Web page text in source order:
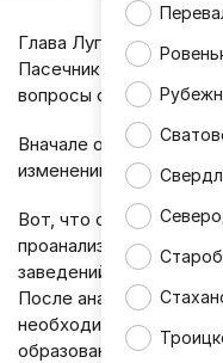
Глава Луганской
Пасечник в проекте
вопросы об
Вначале он ответил
изменений в сфере
Вот, что он разъяснил
проанализирована
заведений совместно
После анализа мы
необходимо провести
образования. Этому